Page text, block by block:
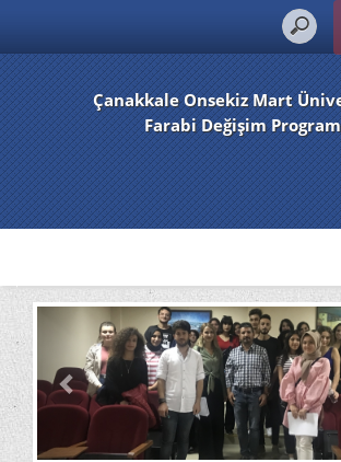
Çanakkale Onsekiz Mart
Farabi Değişim
Previous